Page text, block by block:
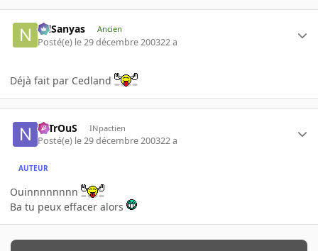
NilSanyas Ancien
Posté(e) le 29 décembre 200322 a
Déjà fait par Cedland
NiTrOuS INpactien
Posté(e) le 29 décembre 200322 a
AUTEUR
Ouinnnnnnnn
Ba tu peux effacer alors